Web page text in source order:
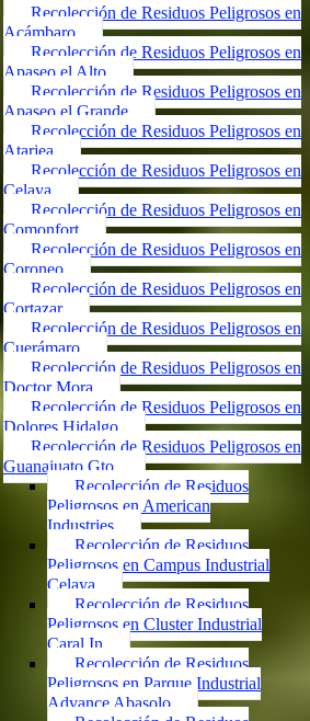
Recolección de Residuos Peligrosos en
Acámbaro
Recolección de Residuos Peligrosos en
Apaseo el Alto
Recolección de Residuos Peligrosos en
Apaseo el Grande
Recolección de Residuos Peligrosos en
Atarjea
Recolección de Residuos Peligrosos en
Celaya
Recolección de Residuos Peligrosos en
Comonfort
Recolección de Residuos Peligrosos en
Coroneo
Recolección de Residuos Peligrosos en
Cortazar
Recolección de Residuos Peligrosos en
Cuerámaro
Recolección de Residuos Peligrosos en
Doctor Mora
Recolección de Residuos Peligrosos en
Dolores Hidalgo
Recolección de Residuos Peligrosos en
Guanajuato Gto.
Recolección de Residuos
Peligrosos en American
Industries
Recolección de Residuos
Peligrosos en Campus Industrial
Celaya
Recolección de Residuos
Peligrosos en Cluster Industrial
Caral In
Recolección de Residuos
Peligrosos en Parque Industrial
Advance Abasolo